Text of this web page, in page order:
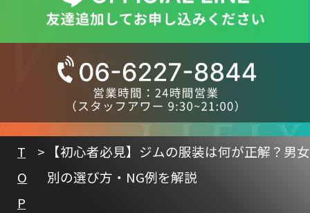
T
O
P
【初心者必見】ジムの服装は何が正解？男女
別の選び方・NG例を解説